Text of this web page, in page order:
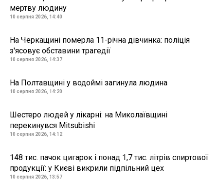
мертву людину
10 серпня 2026, 14:40
На Черкащині померла 11-річна дівчинка: поліція
з'ясовує обставини трагедії
10 серпня 2026, 14:37
На Полтавщині у водоймі загинула людина
10 серпня 2026, 14:20
Шестеро людей у лікарні: на Миколаївщині
перекинувся Mitsubishi
10 серпня 2026, 14:12
148 тис. пачок цигарок і понад 1,7 тис. літрів спиртової
продукції: у Києві викрили підпільний цех
10 серпня 2026, 13:57